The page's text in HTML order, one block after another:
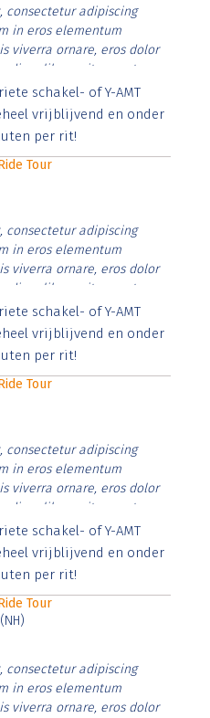
consectetur adipiscing
in eros elementum
viverra ornare, eros dolor
diam libero vitae erat.
cursus id rutrum lorem
risus tristique posuere.
schakel- of Y-AMT
vrijblijvend en onder
per rit!
Tour
consectetur adipiscing
in eros elementum
viverra ornare, eros dolor
diam libero vitae erat.
cursus id rutrum lorem
risus tristique posuere.
schakel- of Y-AMT
vrijblijvend en onder
per rit!
Tour
consectetur adipiscing
in eros elementum
viverra ornare, eros dolor
diam libero vitae erat.
cursus id rutrum lorem
risus tristique posuere.
schakel- of Y-AMT
vrijblijvend en onder
per rit!
Tour
consectetur adipiscing
in eros elementum
viverra ornare, eros dolor